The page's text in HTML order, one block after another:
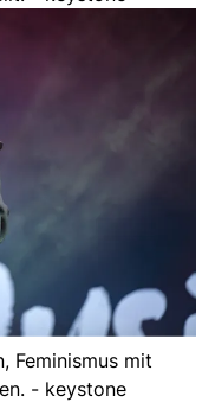
Feminismus mit
- keystone